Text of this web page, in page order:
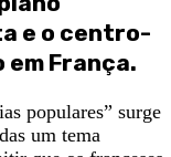
e o centro-
em França.
populares” surge
um tema